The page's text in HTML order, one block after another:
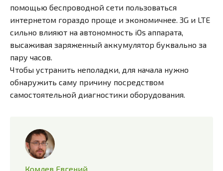
помощью беспроводной сети пользоваться
интернетом гораздо проще и экономичнее. 3G и LTE
сильно влияют на автономность iOs аппарата,
высаживая заряженный аккумулятор буквально за
пару часов.
Чтобы устранить неполадки, для начала нужно
обнаружить саму причину посредством
самостоятельной диагностики оборудования.
Комлев Евгений